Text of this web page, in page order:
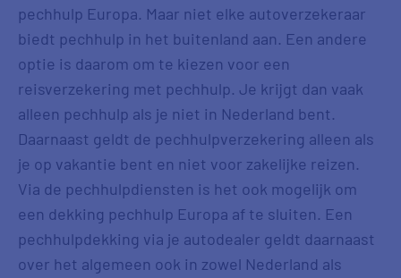
pechhulp Europa. Maar niet elke autoverzekeraar
biedt pechhulp in het buitenland aan. Een andere
optie is daarom om te kiezen voor een
reisverzekering met pechhulp. Je krijgt dan vaak
alleen pechhulp als je niet in Nederland bent.
Daarnaast geldt de pechhulpverzekering alleen als
je op vakantie bent en niet voor zakelijke reizen.
Via de pechhulpdiensten is het ook mogelijk om
een dekking pechhulp Europa af te sluiten. Een
pechhulpdekking via je autodealer geldt daarnaast
over het algemeen ook in zowel Nederland als